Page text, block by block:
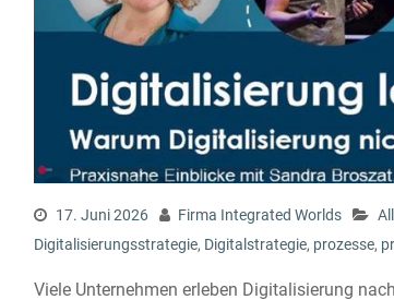
17. Juni 2026 Firma Integrated Worlds
Digitalisierungsstrategie, Digitalstrategie, prozesse,
Viele Unternehmen erleben Digitalisierung